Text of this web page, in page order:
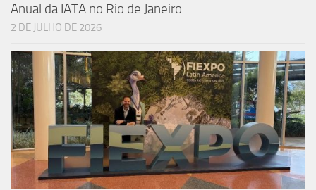
Anual da IATA no Rio de Janeiro
2 DE JULHO DE 2026